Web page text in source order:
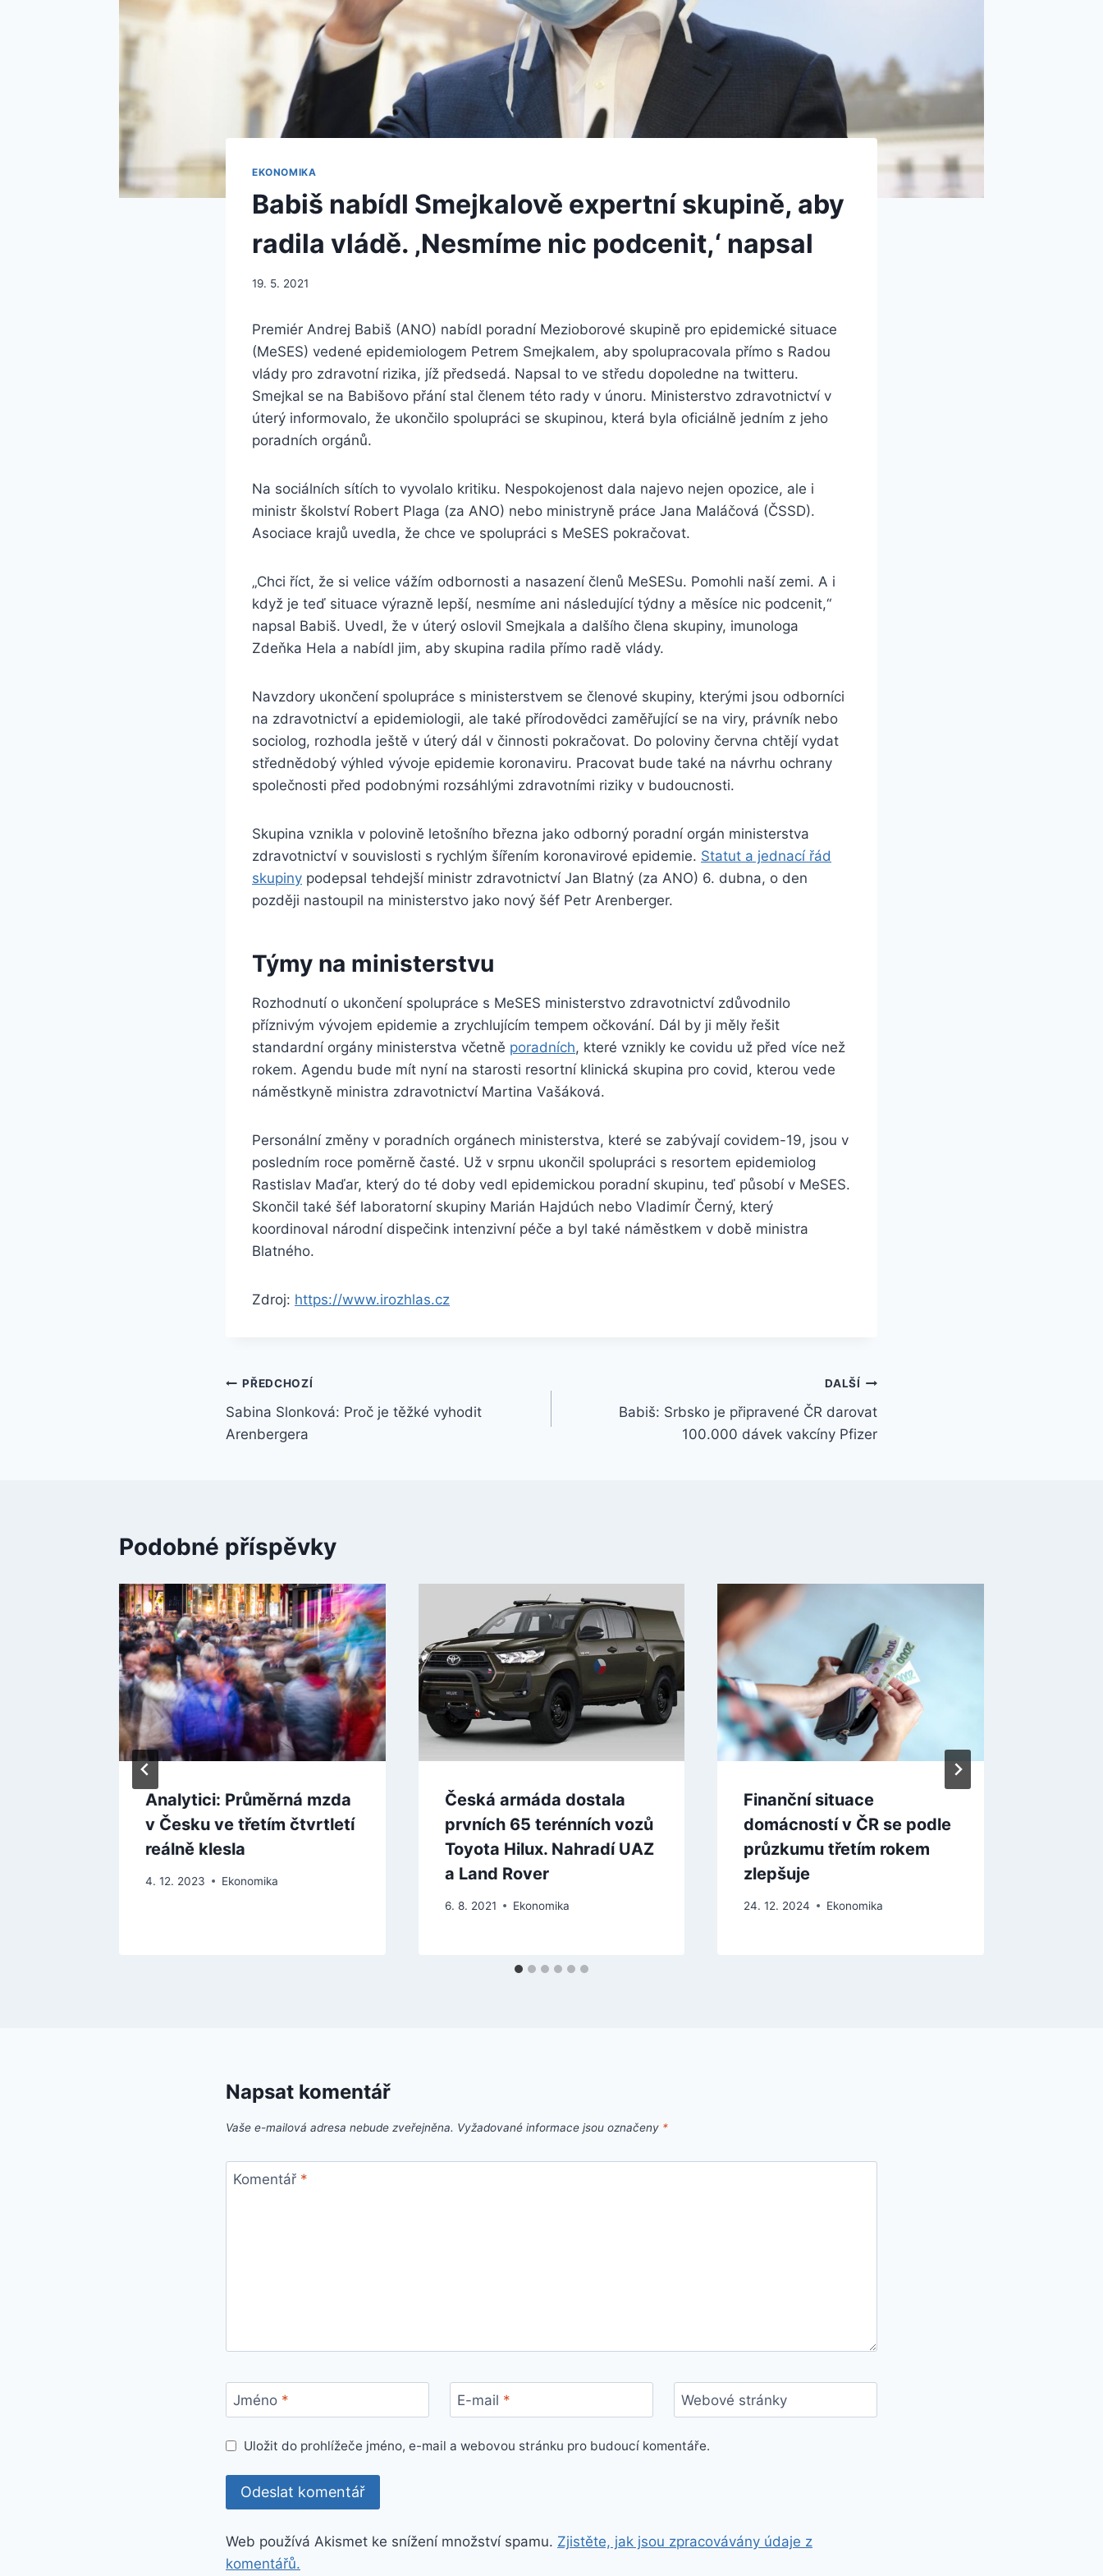
EKONOMIKA
Babiš nabídl Smejkalově expertní skupině, aby
radila vládě. ‚Nesmíme nic podcenit,‘ napsal
19. 5. 2021
Premiér Andrej Babiš (ANO) nabídl poradní Mezioborové skupině pro epidemické situace
(MeSES) vedené epidemiologem Petrem Smejkalem, aby spolupracovala přímo s Radou
vlády pro zdravotní rizika, jíž předsedá. Napsal to ve středu dopoledne na twitteru.
Smejkal se na Babišovo přání stal členem této rady v únoru. Ministerstvo zdravotnictví v
úterý informovalo, že ukončilo spolupráci se skupinou, která byla oficiálně jedním z jeho
poradních orgánů.
Na sociálních sítích to vyvolalo kritiku. Nespokojenost dala najevo nejen opozice, ale i
ministr školství Robert Plaga (za ANO) nebo ministryně práce Jana Maláčová (ČSSD).
Asociace krajů uvedla, že chce ve spolupráci s MeSES pokračovat.
„Chci říct, že si velice vážím odbornosti a nasazení členů MeSESu. Pomohli naší zemi. A i
když je teď situace výrazně lepší, nesmíme ani následující týdny a měsíce nic podcenit,“
napsal Babiš. Uvedl, že v úterý oslovil Smejkala a dalšího člena skupiny, imunologa
Zdeňka Hela a nabídl jim, aby skupina radila přímo radě vlády.
Navzdory ukončení spolupráce s ministerstvem se členové skupiny, kterými jsou odborníci
na zdravotnictví a epidemiologii, ale také přírodovědci zaměřující se na viry, právník nebo
sociolog, rozhodla ještě v úterý dál v činnosti pokračovat. Do poloviny června chtějí vydat
střednědobý výhled vývoje epidemie koronaviru. Pracovat bude také na návrhu ochrany
společnosti před podobnými rozsáhlými zdravotními riziky v budoucnosti.
Skupina vznikla v polovině letošního března jako odborný poradní orgán ministerstva
zdravotnictví v souvislosti s rychlým šířením koronavirové epidemie. Statut a jednací řád
skupiny podepsal tehdejší ministr zdravotnictví Jan Blatný (za ANO) 6. dubna, o den
později nastoupil na ministerstvo jako nový šéf Petr Arenberger.
Týmy na ministerstvu
Rozhodnutí o ukončení spolupráce s MeSES ministerstvo zdravotnictví zdůvodnilo
příznivým vývojem epidemie a zrychlujícím tempem očkování. Dál by ji měly řešit
standardní orgány ministerstva včetně poradních, které vznikly ke covidu už před více než
rokem. Agendu bude mít nyní na starosti resortní klinická skupina pro covid, kterou vede
náměstkyně ministra zdravotnictví Martina Vašáková.
Personální změny v poradních orgánech ministerstva, které se zabývají covidem-19, jsou v
posledním roce poměrně časté. Už v srpnu ukončil spolupráci s resortem epidemiolog
Rastislav Maďar, který do té doby vedl epidemickou poradní skupinu, teď působí v MeSES.
Skončil také šéf laboratorní skupiny Marián Hajdúch nebo Vladimír Černý, který
koordinoval národní dispečink intenzivní péče a byl také náměstkem v době ministra
Blatného.
Zdroj: https://www.irozhlas.cz
Navigace
pro
PŘEDCHOZÍ
Sabina Slonková: Proč je těžké vyhodit
Arenbergera
DALŠÍ
Babiš: Srbsko je připravené ČR darovat
100.000 dávek vakcíny Pfizer
Podobné příspěvky
Analytici: Průměrná mzda
v Česku ve třetím čtvrtletí
reálně klesla
4. 12. 2023 Ekonomika
Česká armáda dostala
prvních 65 terénních vozů
Toyota Hilux. Nahradí UAZ
a Land Rover
6. 8. 2021 Ekonomika
Finanční situace
domácností v ČR se podle
průzkumu třetím rokem
zlepšuje
24. 12. 2024 Ekonomika
Napsat komentář
Vaše e-mailová adresa nebude zveřejněna. Vyžadované informace jsou označeny *
Komentář *
Jméno * E-mail * Webové stránky
Uložit do prohlížeče jméno, e-mail a webovou stránku pro budoucí komentáře.
Web používá Akismet ke snížení množství spamu. Zjistěte, jak jsou zpracovávány údaje z
komentářů.